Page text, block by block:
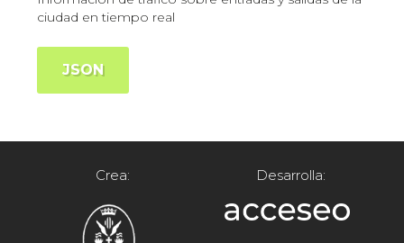
ciudad en tiempo real
JSON
Crea: Desarrolla: